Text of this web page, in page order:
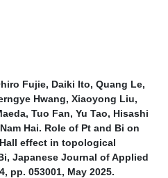
Fujie, Daiki Ito, Quang Le,
Hwang, Xiaoyong Liu,
Tuo Fan, Yu Tao, Hisashi
Hai. Role of Pt and Bi on
effect in topological
Japanese Journal of Applied
pp. 053001, May 2025.